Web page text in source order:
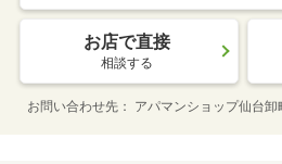
お店で直接
相談する
お問い合わせ先 アパマンショップ仙台